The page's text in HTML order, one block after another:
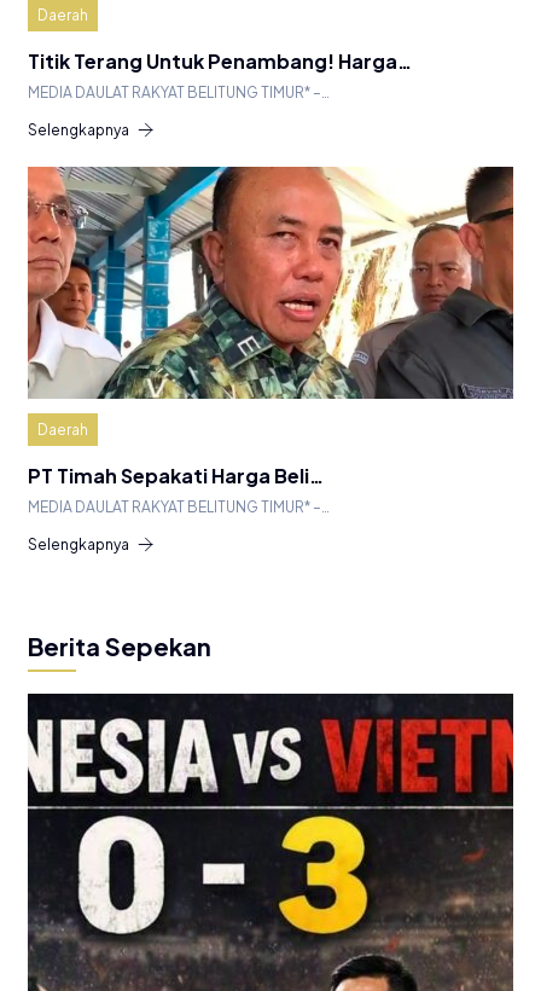
Daerah
Titik Terang Untuk Penambang! Harga…
MEDIA DAULAT RAKYAT BELITUNG TIMUR* –…
Selengkapnya
Daerah
PT Timah Sepakati Harga Beli…
MEDIA DAULAT RAKYAT BELITUNG TIMUR* –…
Selengkapnya
Berita Sepekan